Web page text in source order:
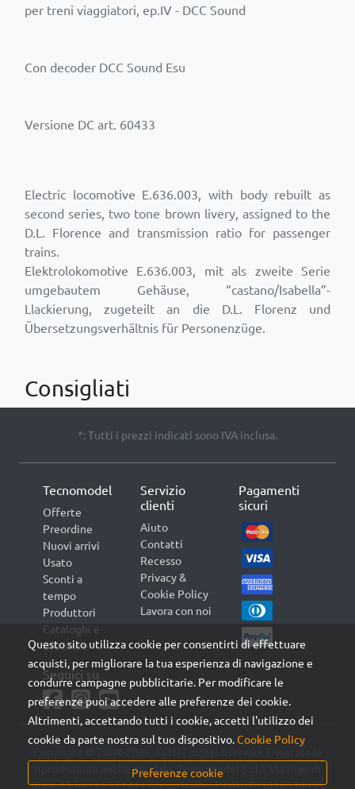
per treni viaggiatori, ep.IV - DCC Sound
Con decoder DCC Sound Esu
Versione DC art. 60433
Electric locomotive E.636.003, with body rebuilt as
second series, two tone brown livery, assigned to the
D.L. Florence and transmission ratio for passenger
trains.
Elektrolokomotive E.636.003, mit als zweite Serie
umgebautem Gehäuse, “castano/Isabella”-
Llackierung, zugeteilt an die D.L. Florenz und
Übersetzungsverhältnis für Personenzüge.
Consigliati
*: Tutti i prezzi indicati sono IVA inclusa.
Tecnomodel
Offerte
Preordine
Nuovi arrivi
Usato
Sconti a
tempo
Produttori
Cataloghi e
Brochure
Servizio
clienti
Aiuto
Contatti
Recesso
Privacy &
Cookie Policy
Lavora con noi
Pagamenti
sicuri
Seguici su
riproduzione anche parziale. Tecnomodel S.r.l. - Via Pian di
Rota, 25 int. 1 - 57121 Livorno Italia - P.IVA: IT01816530495
Questo sito utilizza cookie per consentirti di effettuare
acquisti, per migliorare la tua esperienza di navigazione e
condurre campagne pubblicitarie. Per modificare le
preferenze puoi accedere alle preferenze dei cookie.
Altrimenti, accettando tutti i cookie, accetti l'utilizzo dei
cookie da parte nostra sul tuo dispositivo.Cookie Policy
Preferenze cookie